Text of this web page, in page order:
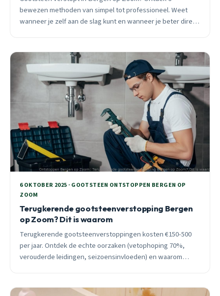
bewezen methoden van simpel tot professioneel. Weet
wanneer je zelf aan de slag kunt en wanneer je beter direct
6 OKTOBER 2025 · GOOTSTEEN ONTSTOPPEN BERGEN OP
ZOOM
Terugkerende gootsteenverstopping Bergen
op Zoom? Dit is waarom
Terugkerende gootsteenverstoppingen kosten €150-500
per jaar. Ontdek de echte oorzaken (vetophoping 70%,
verouderde leidingen, seizoensinvloeden) en waarom